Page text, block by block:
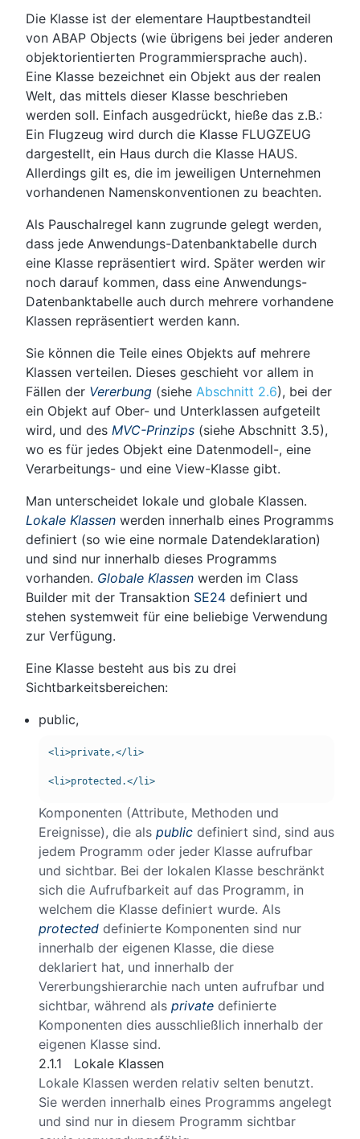
Die Klasse ist der elementare Hauptbestandteil
von ABAP Objects (wie übrigens bei jeder anderen
objektorientierten Programmiersprache auch).
Eine Klasse bezeichnet ein Objekt aus der realen
Welt, das mittels dieser Klasse beschrieben
werden soll. Einfach ausgedrückt, hieße das z.B.:
Ein Flugzeug wird durch die Klasse FLUGZEUG
dargestellt, ein Haus durch die Klasse HAUS.
Allerdings gilt es, die im jeweiligen Unternehmen
vorhandenen Namenskonventionen zu beachten.
Als Pauschalregel kann zugrunde gelegt werden,
dass jede Anwendungs-Datenbanktabelle durch
eine Klasse repräsentiert wird. Später werden wir
noch darauf kommen, dass eine Anwendungs-
Datenbanktabelle auch durch mehrere vorhandene
Klassen repräsentiert werden kann.
Sie können die Teile eines Objekts auf mehrere
Klassen verteilen. Dieses geschieht vor allem in
Fällen der Vererbung (siehe Abschnitt 2.6), bei der
ein Objekt auf Ober- und Unterklassen aufgeteilt
wird, und des MVC-Prinzips (siehe Abschnitt 3.5),
wo es für jedes Objekt eine Datenmodell-, eine
Verarbeitungs- und eine View-Klasse gibt.
Man unterscheidet lokale und globale Klassen.
Lokale Klassen werden innerhalb eines Programms
definiert (so wie eine normale Datendeklaration)
und sind nur innerhalb dieses Programms
vorhanden. Globale Klassen werden im Class
Builder mit der Transaktion SE24 definiert und
stehen systemweit für eine beliebige Verwendung
zur Verfügung.
Eine Klasse besteht aus bis zu drei
Sichtbarkeitsbereichen:
public,
<li>private,</li>
Komponenten (Attribute, Methoden und
Ereignisse), die als public definiert sind, sind aus
jedem Programm oder jeder Klasse aufrufbar
und sichtbar. Bei der lokalen Klasse beschränkt
sich die Aufrufbarkeit auf das Programm, in
welchem die Klasse definiert wurde. Als
protected definierte Komponenten sind nur
innerhalb der eigenen Klasse, die diese
deklariert hat, und innerhalb der
Vererbungshierarchie nach unten aufrufbar und
sichtbar, während als private definierte
Komponenten dies ausschließlich innerhalb der
eigenen Klasse sind.
2.1.1 Lokale Klassen
Lokale Klassen werden relativ selten benutzt.
Sie werden innerhalb eines Programms angelegt
und sind nur in diesem Programm sichtbar